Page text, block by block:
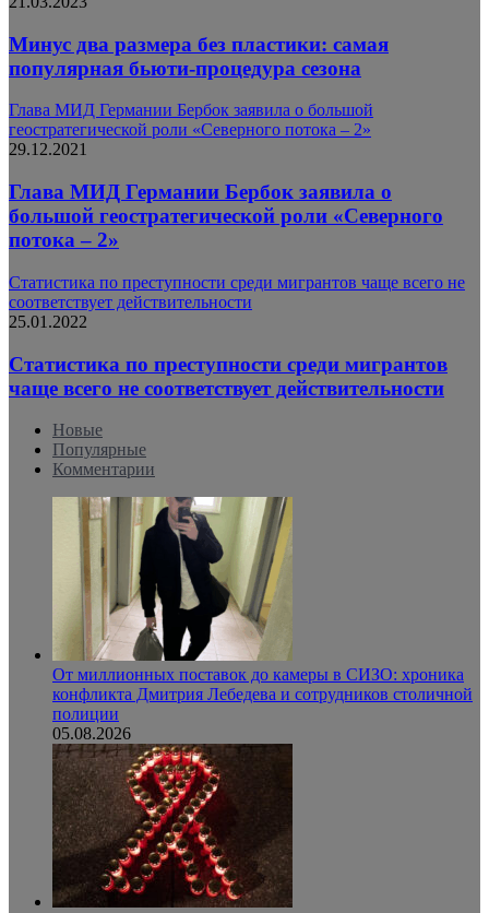
Минус два размера без пластики: самая
популярная бьюти-процедура сезона
Глава МИД Германии Бербок заявила о большой
геостратегической роли «Северного потока – 2»
29.12.2021
Глава МИД Германии Бербок заявила о
большой геостратегической роли «Северного
потока – 2»
Статистика по преступности среди мигрантов чаще всего не
соответствует действительности
25.01.2022
Статистика по преступности среди мигрантов
чаще всего не соответствует действительности
Новые
Популярные
Комментарии
От миллионных поставок до камеры в СИЗО: хроника
конфликта Дмитрия Лебедева и сотрудников столичной
полиции
05.08.2026